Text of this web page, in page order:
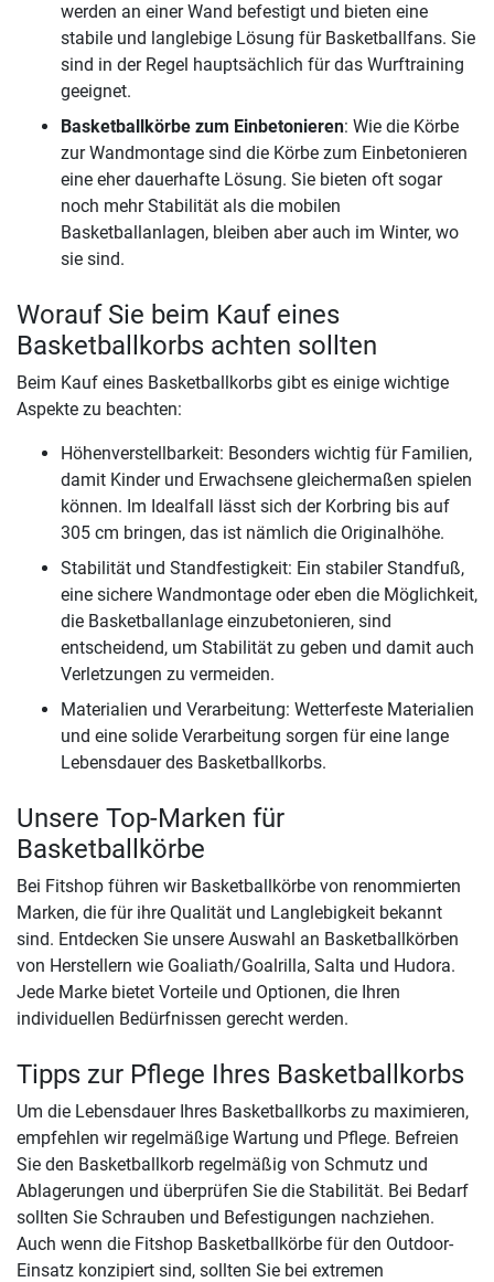
werden an einer Wand befestigt und bieten eine
stabile und langlebige Lösung für Basketballfans. Sie
sind in der Regel hauptsächlich für das Wurftraining
geeignet.
Basketballkörbe zum Einbetonieren: Wie die Körbe
zur Wandmontage sind die Körbe zum Einbetonieren
eine eher dauerhafte Lösung. Sie bieten oft sogar
noch mehr Stabilität als die mobilen
Basketballanlagen, bleiben aber auch im Winter, wo
sie sind.
Worauf Sie beim Kauf eines
Basketballkorbs achten sollten
Beim Kauf eines Basketballkorbs gibt es einige wichtige
Aspekte zu beachten:
Höhenverstellbarkeit: Besonders wichtig für Familien,
damit Kinder und Erwachsene gleichermaßen spielen
können. Im Idealfall lässt sich der Korbring bis auf
305 cm bringen, das ist nämlich die Originalhöhe.
Stabilität und Standfestigkeit: Ein stabiler Standfuß,
eine sichere Wandmontage oder eben die Möglichkeit,
die Basketballanlage einzubetonieren, sind
entscheidend, um Stabilität zu geben und damit auch
Verletzungen zu vermeiden.
Materialien und Verarbeitung: Wetterfeste Materialien
und eine solide Verarbeitung sorgen für eine lange
Lebensdauer des Basketballkorbs.
Unsere Top-Marken für
Basketballkörbe
Bei Fitshop führen wir Basketballkörbe von renommierten
Marken, die für ihre Qualität und Langlebigkeit bekannt
sind. Entdecken Sie unsere Auswahl an Basketballkörben
von Herstellern wie Goaliath/Goalrilla, Salta und Hudora.
Jede Marke bietet Vorteile und Optionen, die Ihren
individuellen Bedürfnissen gerecht werden.
Tipps zur Pflege Ihres Basketballkorbs
Um die Lebensdauer Ihres Basketballkorbs zu maximieren,
empfehlen wir regelmäßige Wartung und Pflege. Befreien
Sie den Basketballkorb regelmäßig von Schmutz und
Ablagerungen und überprüfen Sie die Stabilität. Bei Bedarf
sollten Sie Schrauben und Befestigungen nachziehen.
Auch wenn die Fitshop Basketballkörbe für den Outdoor-
Einsatz konzipiert sind, sollten Sie bei extremen